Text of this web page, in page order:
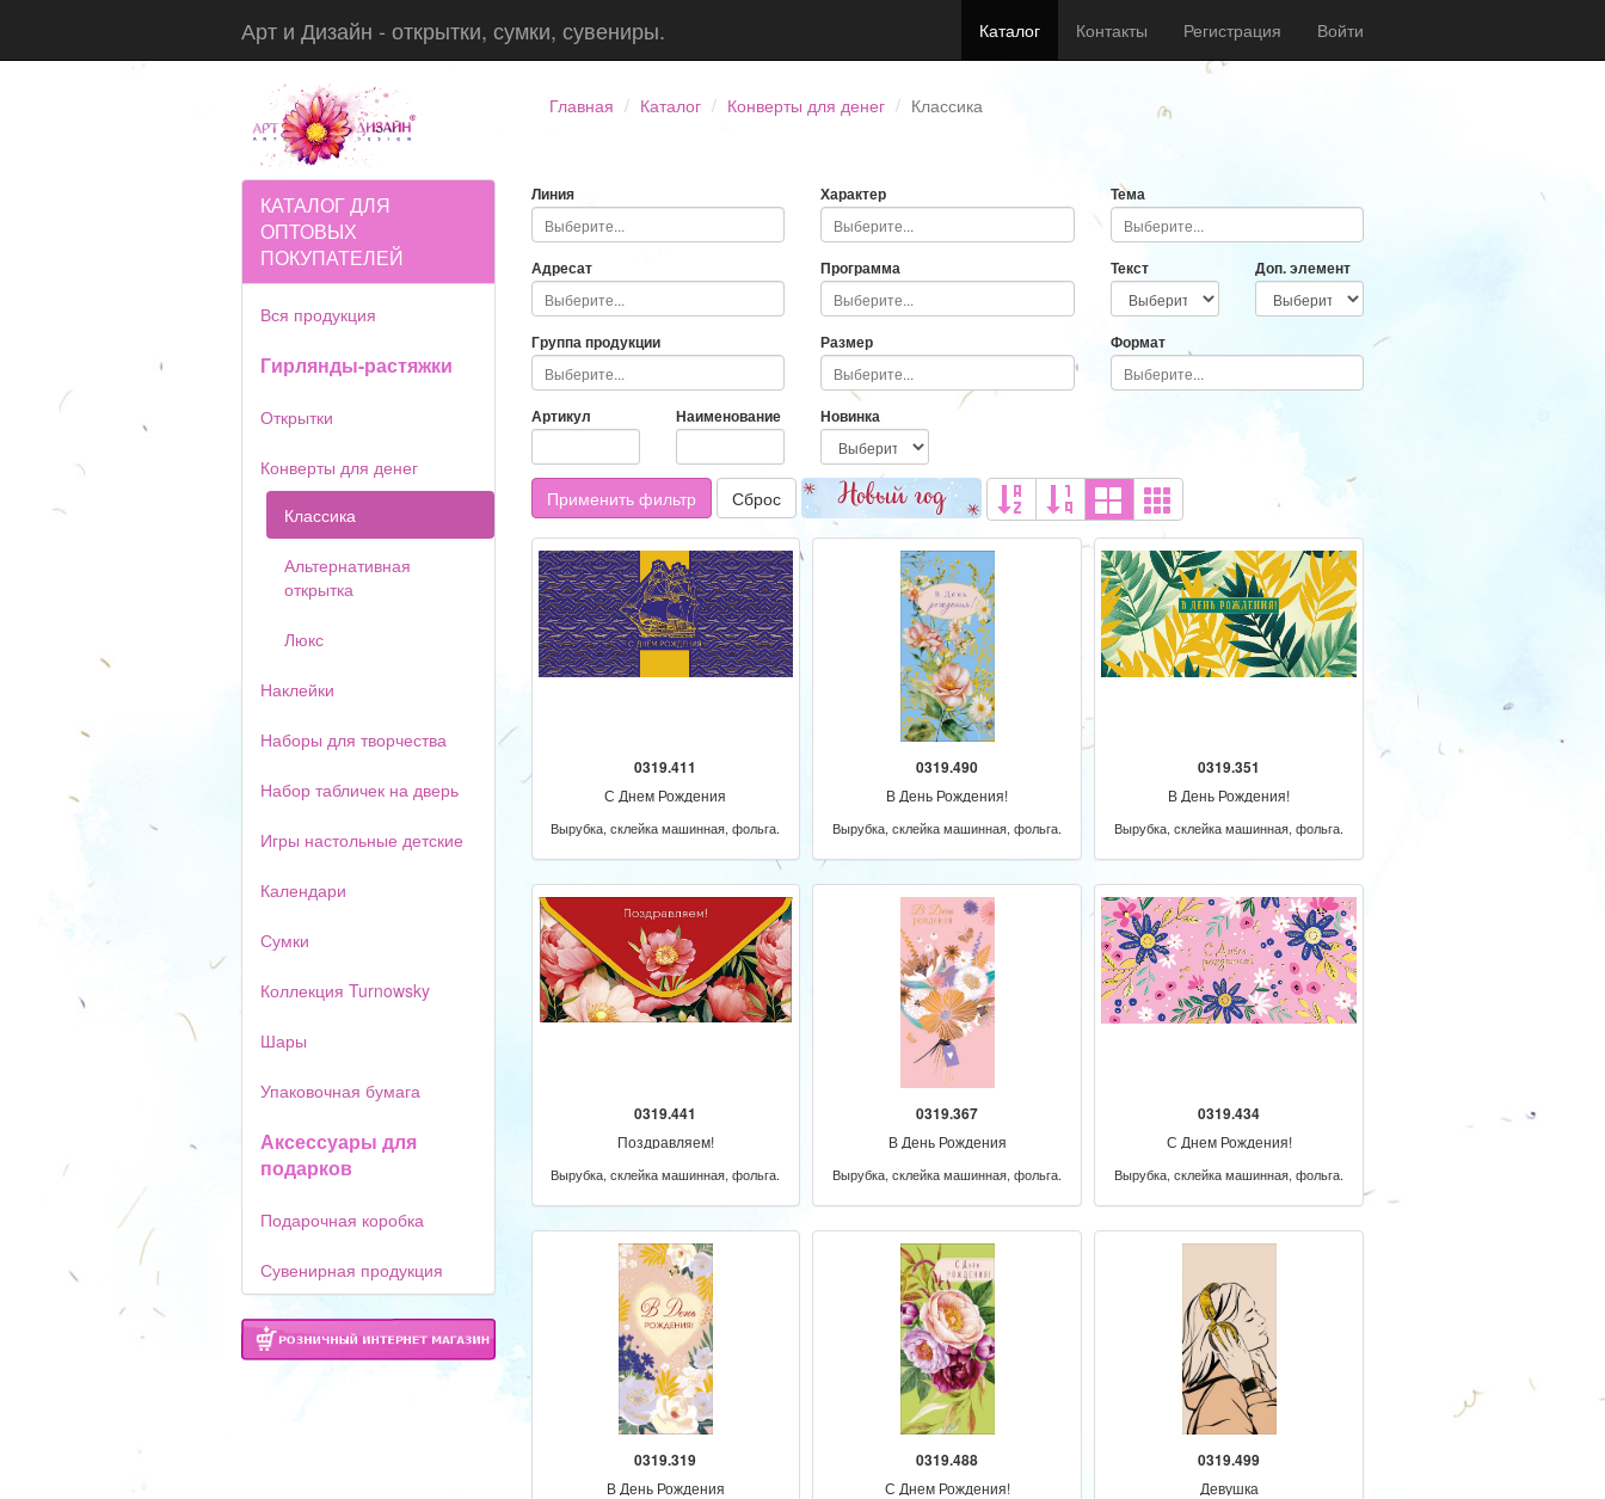
Арт и Дизайн - открытки, сумки, сувениры. Каталог Контакты Регистрация Войти
Главная Каталог Конверты для денег Классика
КАТАЛОГ ДЛЯ
ОПТОВЫХ
ПОКУПАТЕЛЕЙ
Вся продукция
Гирлянды-растяжки
Открытки
Конверты для денег
Классика
Альтернативная
открытка
Люкс
Наклейки
Наборы для творчества
Набор табличек на дверь
Игры настольные детские
Календари
Сумки
Коллекция Turnowsky
Шары
Упаковочная бумага
Аксессуары для
подарков
Подарочная коробка
Сувенирная продукция
Линия Характер Тема
Адресат Программа Текст Доп. элемент
Группа продукции Размер Формат
Артикул Наименование Новинка
Применить фильтр Сброс
0319.411
С Днем Рождения
Вырубка, склейка машинная, фольга.
0319.490
В День Рождения!
Вырубка, склейка машинная, фольга.
0319.351
В День Рождения!
Вырубка, склейка машинная, фольга.
0319.441
Поздравляем!
Вырубка, склейка машинная, фольга.
0319.367
В День Рождения
Вырубка, склейка машинная, фольга.
0319.434
С Днем Рождения!
Вырубка, склейка машинная, фольга.
0319.319
В День Рождения
0319.488
С Днем Рождения!
0319.499
Девушка